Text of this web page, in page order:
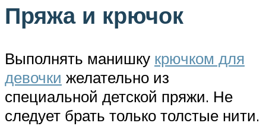
Пряжа и крючок
Выполнять манишку крючком для
девочки желательно из
специальной детской пряжи. Не
следует брать только толстые нити.